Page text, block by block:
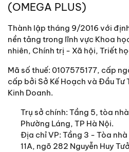
(OMEGA PLUS)
Thành lập tháng 9/2016 với
nền tảng trong lĩnh vực Khoa
nhiên, Chính trị - Xã hội, Triết
Mã số thuế: 0107575177, cấp
cấp bởi Sở Kế Hoạch và Đầu Tư
Kinh Doanh.
Trụ sở chính: Tầng 5, tòa
Phường Láng, TP Hà Nội.
Địa chỉ VP: Tầng 3 - Tòa
11A, ngõ 282 Nguyễn Huy